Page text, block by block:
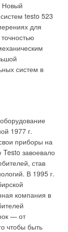
Новый
testo 523
для
систем в
1977 г.
приборы на
завоевало
став
В 1995 г.
компания в
— от
чтобы быть